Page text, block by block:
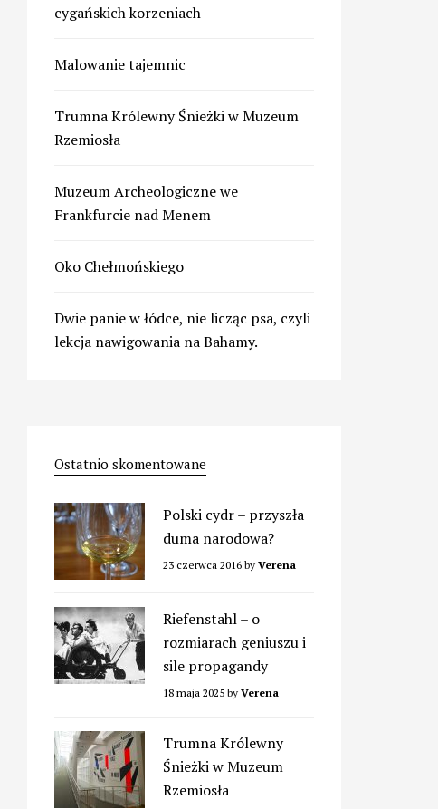
cygańskich korzeniach
Malowanie tajemnic
Trumna Królewny Śnieżki w Muzeum
Rzemiosła
Muzeum Archeologiczne we
Frankfurcie nad Menem
Oko Chełmońskiego
Dwie panie w łódce, nie licząc psa, czyli
lekcja nawigowania na Bahamy.
Ostatnio skomentowane
Polski cydr – przyszła
duma narodowa?
23 czerwca 2016by Verena
Riefenstahl – o
rozmiarach geniuszu i
sile propagandy
18 maja 2025by Verena
Trumna Królewny
Śnieżki w Muzeum
Rzemiosła